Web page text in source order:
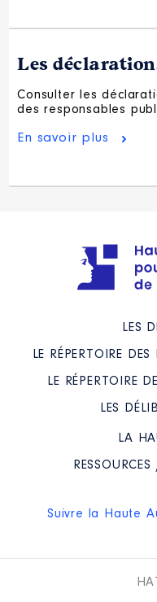
Les
Consulter les
des responsables
En savoir plus
LES
LE RÉPERTOIRE
LE RÉPERTOIRE
LES
LA
Suivre la Haute